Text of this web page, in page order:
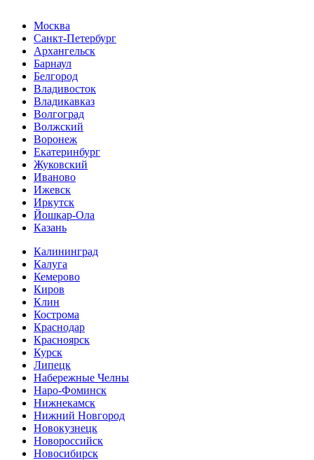
Москва
Санкт-Петербург
Архангельск
Барнаул
Белгород
Владивосток
Владикавказ
Волгоград
Волжский
Воронеж
Екатеринбург
Жуковский
Иваново
Ижевск
Иркутск
Йошкар-Ола
Казань
Калининград
Калуга
Кемерово
Киров
Клин
Кострома
Краснодар
Красноярск
Курск
Липецк
Набережные Челны
Наро-Фоминск
Нижнекамск
Нижний Новгород
Новокузнецк
Новороссийск
Новосибирск